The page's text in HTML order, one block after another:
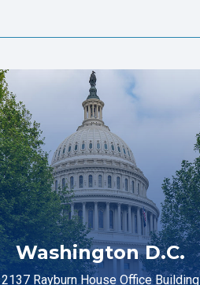
Washington D.C.
2137 Rayburn House Office Building